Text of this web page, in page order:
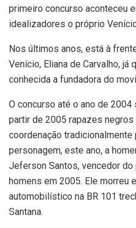
primeiro concurso aconteceu
idealizadores o próprio
Nos últimos anos, está à
Venício, Eliana de Carvalho, já
conhecida a fundadora do
O concurso até o ano de 2004
partir de 2005 rapazes
coordenação
personagem, este ano, a
Jeferson Santos, vencedor
homens em 2005. Ele morreu
automobilístico na BR 101
Santana.